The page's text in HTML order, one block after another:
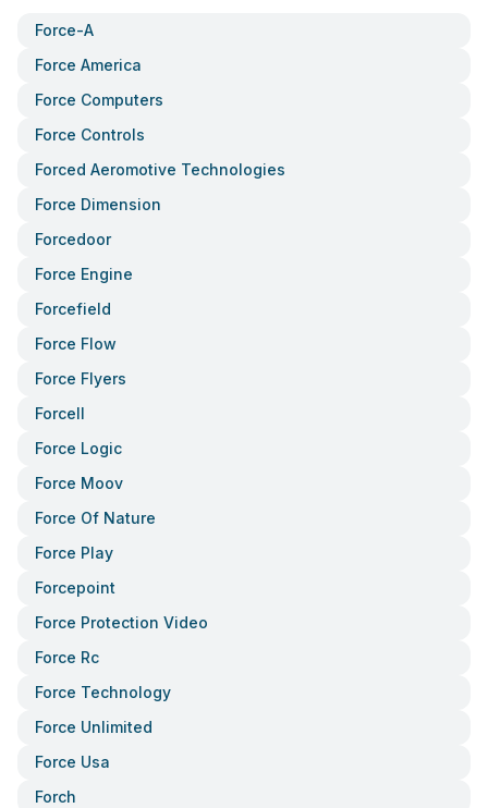
Force-A
Force America
Force Computers
Force Controls
Forced Aeromotive Technologies
Force Dimension
Forcedoor
Force Engine
Forcefield
Force Flow
Force Flyers
Forcell
Force Logic
Force Moov
Force Of Nature
Force Play
Forcepoint
Force Protection Video
Force Rc
Force Technology
Force Unlimited
Force Usa
Forch